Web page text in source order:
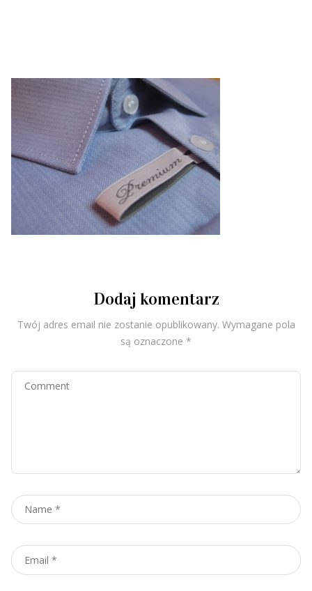
Dodaj komentarz
Twój adres email nie zostanie opublikowany. Wymagane pola
są oznaczone *
Comment
Name
Email